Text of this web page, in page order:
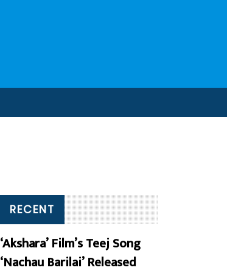
RECENT
‘Akshara’ Film’s Teej Song
‘Nachau Barilai’ Released